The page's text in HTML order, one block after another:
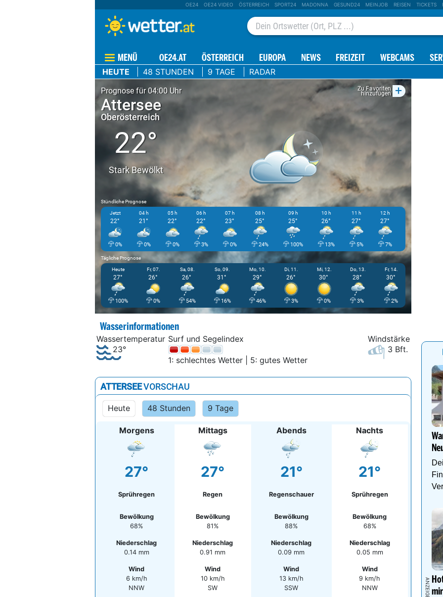
OE24 OE24 VIDEO ÖSTERREICH SPORT24 MADONNA GESUND24 MEINJOB REISEN TICKETS
MENÜ OE24.AT ÖSTERREICH EUROPA NEWS FREIZEIT WEBCAMS
HEUTE 48 STUNDEN 9 TAGE RADAR
Prognose für 04:00 Uhr Zu Favoriten
hinzufügen +
Attersee
Oberösterreich
22°
Stark Bewölkt
Stündliche Prognose
Jetzt
22°
0%
04 h
21°
0%
05 h
22°
0%
06 h
22°
3%
07 h
23°
0%
08 h
25°
24%
09 h
25°
100%
10 h
26°
13%
11 h
27°
5%
12 h
27°
7%
Tägliche Prognose
Heute
27°
100%
Fr, 07.
26°
0%
Sa, 08.
26°
54%
So, 09.
31°
16%
Mo, 10.
29°
46%
Di, 11.
26°
3%
Mi, 12.
30°
0%
Do, 13.
28°
3%
Fr, 14.
30°
2%
Wasserinformationen
Wassertemperatur
23°
Surf und Segelindex
1: schlechtes Wetter | 5: gutes Wetter
Windstärke
3 Bft.
ATTERSEEVORSCHAU
Heute 48 Stunden 9 Tage
Morgens
27°
Sprühregen
Bewölkung
68%
Niederschlag
0.14 mm
Wind
6 km/h
NNW
Mittags
27°
Regen
Bewölkung
81%
Niederschlag
0.91 mm
Wind
10 km/h
SW
Abends
21°
Regenschauer
Bewölkung
88%
Niederschlag
0.09 mm
Wind
13 km/h
SSW
Nachts
21°
Sprühregen
Bewölkung
68%
Niederschlag
0.05 mm
Wind
9 km/h
NNW